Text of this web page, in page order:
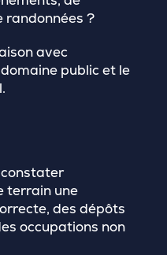
randonnées ?
avec
public et le
terrain une
des dépôts
occupations non